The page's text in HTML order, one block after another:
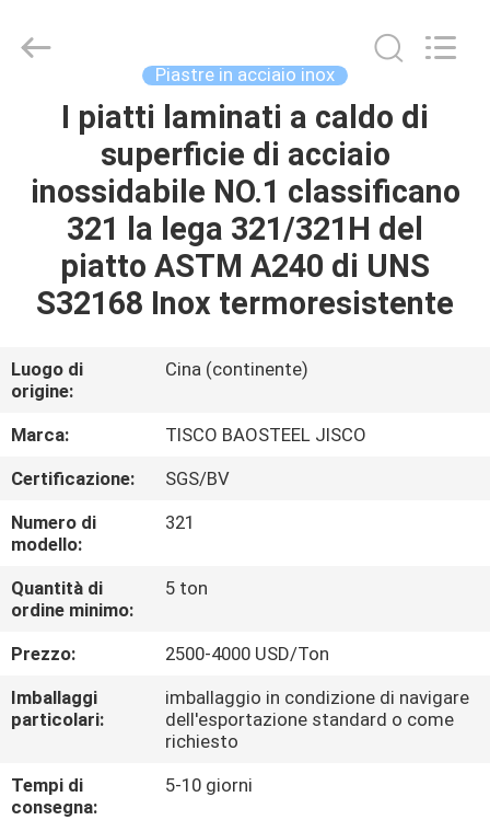
CASA
PRODOTTI
CIRCA
NOI
GIRO
DELLA
FABBRICA
CONTROLLO
DI
QUALITÀ
CONTATTICI
NOTIZIE
CASI
STEEL
INDUSTRIAL
Piastre in acciaio inox
I piatti laminati a caldo di
superficie di acciaio
inossidabile NO.1 classificano
321 la lega 321/321H del
piatto ASTM A240 di UNS
S32168 Inox termoresistente
Luogo di
origine:
Cina (continente)
Marca:
TISCO BAOSTEEL JISCO
Certificazione:
SGS/BV
Numero di
modello:
321
Quantità di
ordine minimo:
5 ton
Prezzo:
2500-4000 USD/Ton
Imballaggi
particolari:
imballaggio in condizione di navigare
dell'esportazione standard o come
richiesto
Tempi di
consegna:
5-10 giorni